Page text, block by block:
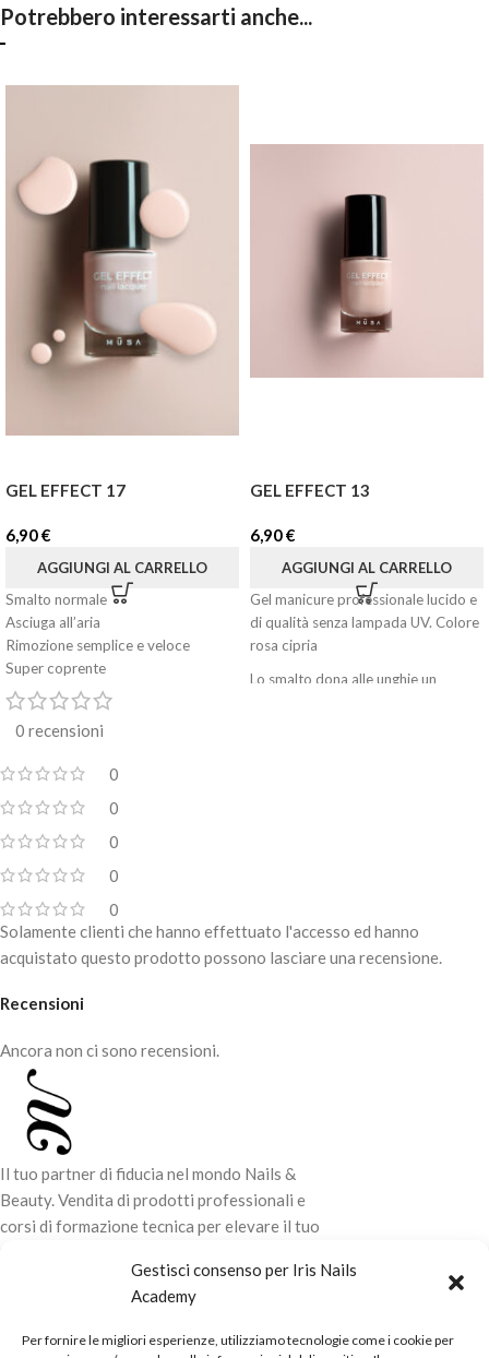
Gestisci consenso per Iris Nails
Academy
Per fornire le migliori esperienze, utilizziamo tecnologie come i cookie per
Potrebbero interessarti anche...
GEL EFFECT 17
6,90€
AGGIUNGI AL CARRELLO
Smalto normale
Asciuga all’aria
Rimozione semplice e veloce
Super coprente
Facile applicazione
Effetto brillante e lucido
Formato: 8 ml
GEL EFFECT 13
6,90€
AGGIUNGI AL CARRELLO
Gel manicure professionale lucido e
di qualità senza lampada UV. Colore
rosa cipria
Lo smalto dona alle unghie un
0 recensioni
0
0
0
0
0
Recensioni
Ancora non ci sono recensioni.
Solamente clienti che hanno effettuato l'accesso ed hanno
acquistato questo prodotto possono lasciare una recensione.
Il tuo partner di fiducia nel mondo Nails &
Beauty. Vendita di prodotti professionali e
corsi di formazione tecnica per elevare il tuo
LINK UTILI